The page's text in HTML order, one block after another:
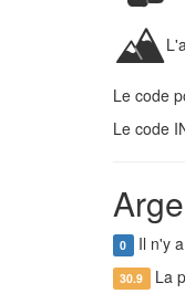
Le code
Le code
0 Il n'y a
30.9 La